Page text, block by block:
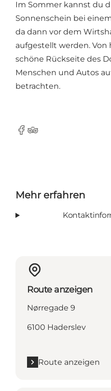
Im Sommer kannst du
Sonnenschein bei
da dann vor dem
aufgestellt werden. Von
schöne Rückseite des
Menschen und Autos
betrachten.
Facebook
Tripadvisor
Mehr erfahren
Route anzeigen
Nørregade 9
6100 Haderslev
Route anzeigen